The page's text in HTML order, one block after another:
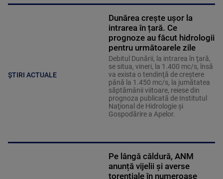
ȘTIRI ACTUALE
Dunărea crește ușor la
intrarea în țară. Ce
prognoze au făcut hidrologii
pentru următoarele zile
Debitul Dunării, la intrarea în ţară,
se situa, vineri, la 1.400 mc/s, însă
va exista o tendinţă de creştere
până la 1.450 mc/s, la jumătatea
săptămânii viitoare, reiese din
prognoza publicată de Institutul
Naţional de Hidrologie şi
Gospodărire a Apelor.
Pe lângă căldură, ANM
anunță vijelii și averse
torențiale în numeroase